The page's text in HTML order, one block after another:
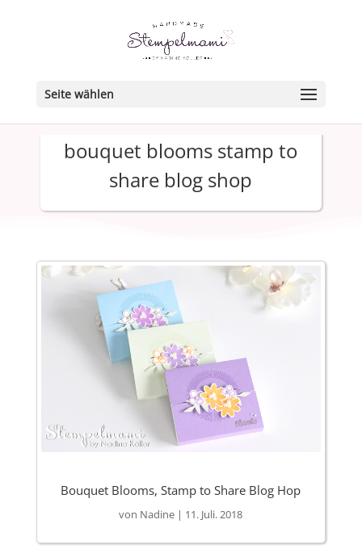
Seite wählen
bouquet blooms stamp to
share blog shop
Bouquet Blooms, Stamp to Share Blog Hop
von Nadine | 11. Juli. 2018